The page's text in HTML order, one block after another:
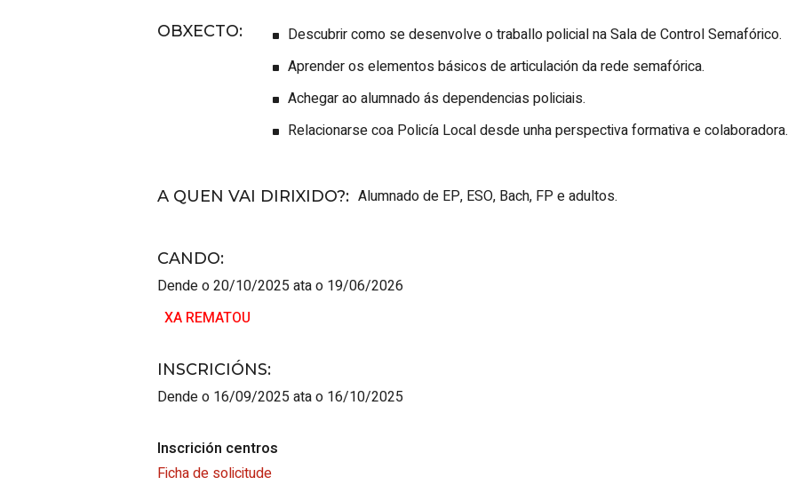
OBXECTO:
Descubrir como se desenvolve o traballo policial na Sala de Control Semafórico.
Aprender os elementos básicos de articulación da rede semafórica.
Achegar ao alumnado ás dependencias policiais.
Relacionarse coa Policía Local desde unha perspectiva formativa e colaboradora.
A QUEN VAI DIRIXIDO?: Alumnado de EP, ESO, Bach, FP e adultos.
CANDO:
Dende o 20/10/2025 ata o 19/06/2026
XA REMATOU
INSCRICIÓNS:
Dende o 16/09/2025 ata o 16/10/2025
Inscrición centros
Ficha de solicitude